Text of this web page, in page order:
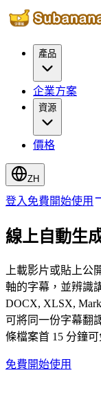
產品
企業方案
資源
價格
ZH
登入 免費開始使用
線上自動生
上載影片或貼上公
軸的字幕，並辨識
DOCX, XLSX,
可將同一份字幕翻
條檔案首 15 分鐘可
免費開始使用